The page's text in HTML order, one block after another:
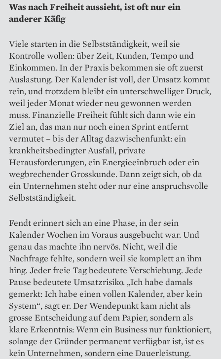
Was nach Freiheit aussieht, ist oft nur ein
anderer Käfig
Viele starten in die Selbstständigkeit, weil sie
Kontrolle wollen: über Zeit, Kunden, Tempo und
Einkommen. In der Praxis bekommen sie oft zuerst
Auslastung. Der Kalender ist voll, der Umsatz kommt
rein, und trotzdem bleibt ein unterschwelliger Druck,
weil jeder Monat wieder neu gewonnen werden
muss. Finanzielle Freiheit fühlt sich dann wie ein
Ziel an, das man nur noch einen Sprint entfernt
vermutet – bis der Alltag dazwischenfunkt: ein
krankheitsbedingter Ausfall, private
Herausforderungen, ein Energieeinbruch oder ein
wegbrechender Grosskunde. Dann zeigt sich, ob da
ein Unternehmen steht oder nur eine anspruchsvolle
Selbstständigkeit.
Fendt erinnert sich an eine Phase, in der sein
Kalender Wochen im Voraus ausgebucht war. Und
genau das machte ihn nervös. Nicht, weil die
Nachfrage fehlte, sondern weil sie komplett an ihm
hing. Jeder freie Tag bedeutete Verschiebung. Jede
Pause bedeutete Umsatzrisiko. „Ich habe damals
gemerkt: Ich habe einen vollen Kalender, aber kein
System“, sagt er. Der Wendepunkt kam nicht als
grosse Entscheidung auf dem Papier, sondern als
klare Erkenntnis: Wenn ein Business nur funktioniert,
solange der Gründer permanent verfügbar ist, ist es
kein Unternehmen, sondern eine Dauerleistung.